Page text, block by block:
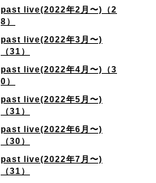
past live(2022年2月〜)（2
8）
past live(2022年3月〜)
（31）
past live(2022年4月〜)（3
0）
past live(2022年5月〜)
（31）
past live(2022年6月〜)
（30）
past live(2022年7月〜)
（31）